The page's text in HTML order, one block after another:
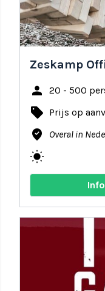
Zeskamp
person 20 - 500
local_offer Prijs op
where_to_vote Overal in
wb_sunny